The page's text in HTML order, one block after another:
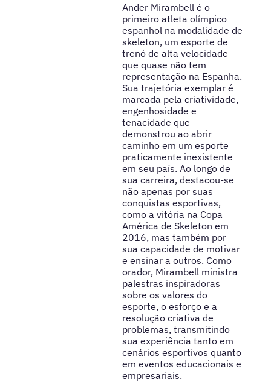
Ander Mirambell é o
primeiro atleta olímpico
espanhol na modalidade de
skeleton, um esporte de
trenó de alta velocidade
que quase não tem
representação na Espanha.
Sua trajetória exemplar é
marcada pela criatividade,
engenhosidade e
tenacidade que
demonstrou ao abrir
caminho em um esporte
praticamente inexistente
em seu país. Ao longo de
sua carreira, destacou-se
não apenas por suas
conquistas esportivas,
como a vitória na Copa
América de Skeleton em
2016, mas também por
sua capacidade de motivar
e ensinar a outros. Como
orador, Mirambell ministra
palestras inspiradoras
sobre os valores do
esporte, o esforço e a
resolução criativa de
problemas, transmitindo
sua experiência tanto em
cenários esportivos quanto
em eventos educacionais e
empresariais.